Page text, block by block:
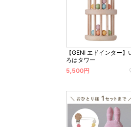
【GENI エドインター】
ろはタワー
5,500円